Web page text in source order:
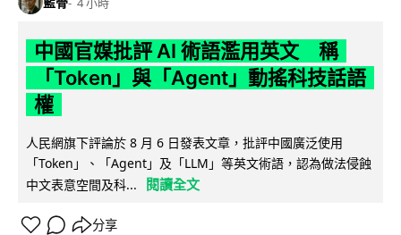
中國官媒批評 AI 術語濫用英文 稱
「Token」與「Agent」動搖科技話語
權
人民網旗下評論於 8 月 6 日發表文章，批評中國廣泛使用
「Token」、「Agent」及「LLM」等英文術語，認為做法侵蝕
中文表意空間及科...
閱讀全文
分享